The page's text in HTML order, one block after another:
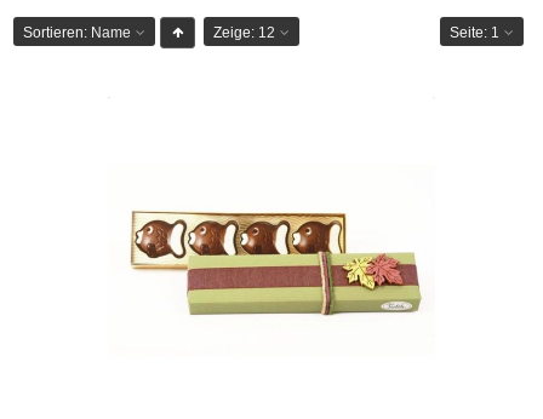
Sortieren: Name Zeige: 12 Seite: 1
Gewicht: 80 g
Energie: 613.8 kcal/100g